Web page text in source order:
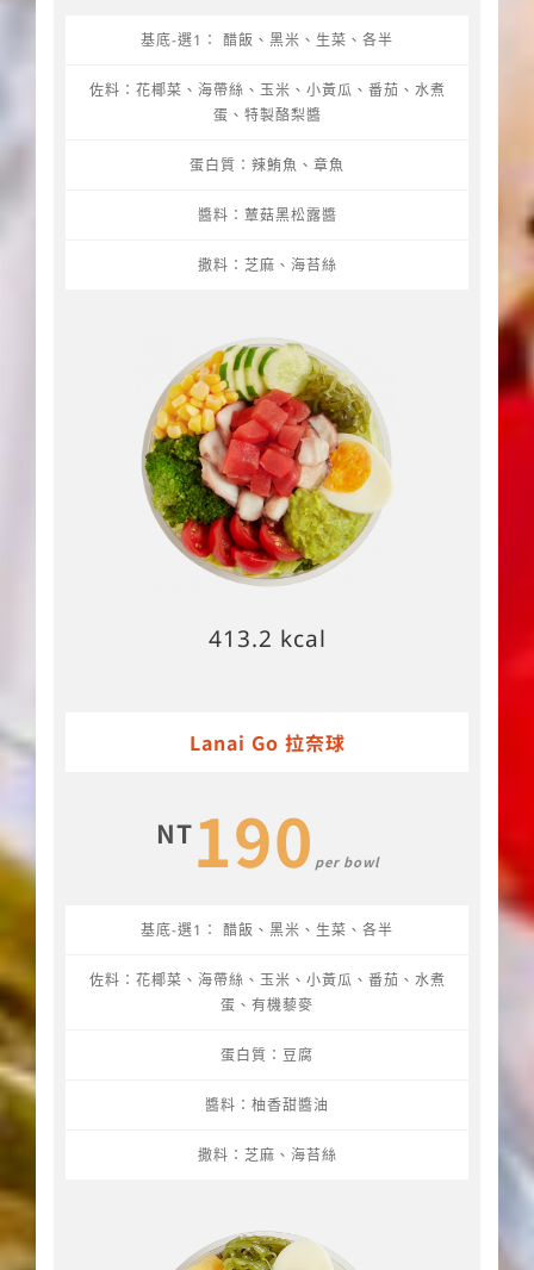
基底-選1： 醋飯、黑米、生菜、各半
佐料：花椰菜、海帶絲、玉米、小黃瓜、番茄、水煮
蛋、特製酪梨醬
蛋白質：辣鮪魚、章魚
醬料：蕈菇黑松露醬
撒料：芝麻、海苔絲
413.2 kcal
Lanai Go 拉奈球
NT190 per bowl
基底-選1： 醋飯、黑米、生菜、各半
佐料：花椰菜、海帶絲、玉米、小黃瓜、番茄、水煮
蛋、有機藜麥
蛋白質：豆腐
醬料：柚香甜醬油
撒料：芝麻、海苔絲